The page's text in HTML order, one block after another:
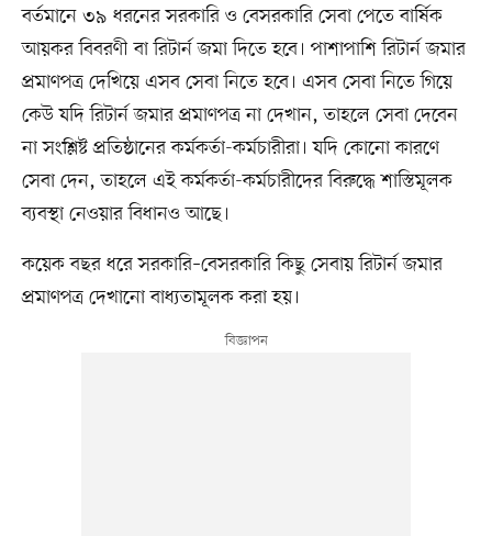
বর্তমানে ৩৯ ধরনের সরকারি ও বেসরকারি সেবা পেতে বার্ষিক
আয়কর বিবরণী বা রিটার্ন জমা দিতে হবে। পাশাপাশি রিটার্ন জমার
প্রমাণপত্র দেখিয়ে এসব সেবা নিতে হবে। এসব সেবা নিতে গিয়ে
কেউ যদি রিটার্ন জমার প্রমাণপত্র না দেখান, তাহলে সেবা দেবেন
না সংশ্লিষ্ট প্রতিষ্ঠানের কর্মকর্তা-কর্মচারীরা। যদি কোনো কারণে
সেবা দেন, তাহলে এই কর্মকর্তা-কর্মচারীদের বিরুদ্ধে শাস্তিমূলক
ব্যবস্থা নেওয়ার বিধানও আছে।
কয়েক বছর ধরে সরকারি–বেসরকারি কিছু সেবায় রিটার্ন জমার
প্রমাণপত্র দেখানো বাধ্যতামূলক করা হয়।